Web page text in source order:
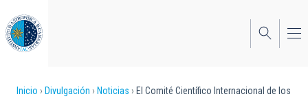
al
contenido
principal
Sobrescribir
Inicio Divulgación Noticias
El Comité Científico Internacional de los